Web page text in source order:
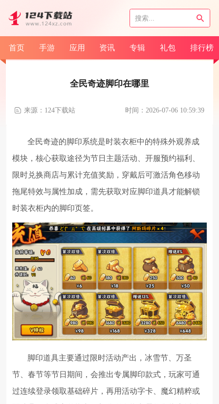
首页 手游 应用 资讯 专辑 礼包 排行榜
全民奇迹脚印在哪里
来源：124下载站 时间：2026-07-06 10:59:39
全民奇迹的脚印系统是时装衣柜中的特殊外观养成
模块，核心获取途径为节日主题活动、开服预约福利、
限时兑换商店与累计充值奖励，穿戴后可激活角色移动
拖尾特效与属性加成，需先获取对应脚印道具才能解锁
时装衣柜内的脚印页签。
脚印道具主要通过限时活动产出，冰雪节、万圣
节、春节等节日期间，会推出专属脚印款式，玩家可通
过连续登录领取基础碎片，再用活动字卡、魔幻精粹或